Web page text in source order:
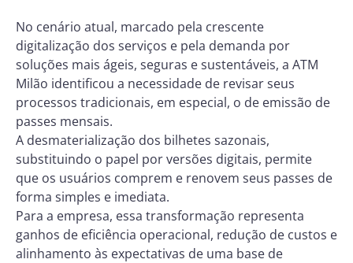
No cenário atual, marcado pela crescente
digitalização dos serviços e pela demanda por
soluções mais ágeis, seguras e sustentáveis, a ATM
Milão identificou a necessidade de revisar seus
processos tradicionais, em especial, o de emissão de
passes mensais.
A desmaterialização dos bilhetes sazonais,
substituindo o papel por versões digitais, permite
que os usuários comprem e renovem seus passes de
forma simples e imediata.
Para a empresa, essa transformação representa
ganhos de eficiência operacional, redução de custos e
alinhamento às expectativas de uma base de